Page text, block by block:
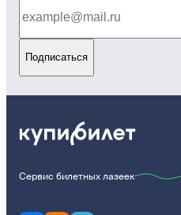
Подписаться
Сервис билетных лазеек